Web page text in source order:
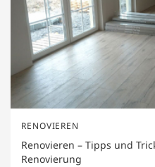
Renovieren – Tipps und
Renovierung
RENOVIEREN